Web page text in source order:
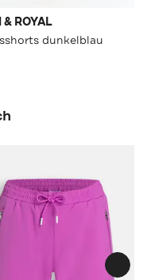
& ROYAL
dunkelblau